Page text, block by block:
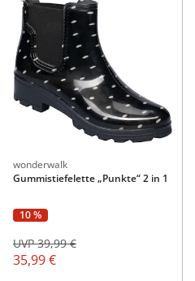
wonderwalk
Gummistiefelette „Punkte“ 2 in 1
10 %
35,99 €
UVP 39,99 €